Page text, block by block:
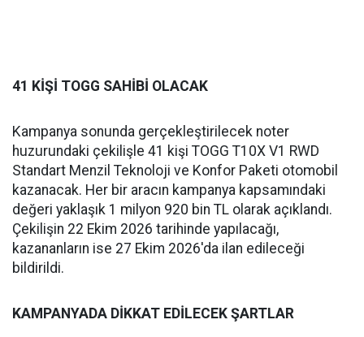
41 KİŞİ TOGG SAHİBİ OLACAK
Kampanya sonunda gerçekleştirilecek noter
huzurundaki çekilişle 41 kişi TOGG T10X V1 RWD
Standart Menzil Teknoloji ve Konfor Paketi otomobil
kazanacak. Her bir aracın kampanya kapsamındaki
değeri yaklaşık 1 milyon 920 bin TL olarak açıklandı.
Çekilişin 22 Ekim 2026 tarihinde yapılacağı,
kazananların ise 27 Ekim 2026'da ilan edileceği
bildirildi.
KAMPANYADA DİKKAT EDİLECEK ŞARTLAR